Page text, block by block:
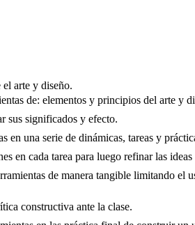
arte y diseño.
de: elementos y principios del arte y
sus significados y efecto.
en una serie de dinámicas, tareas y
en cada tarea para luego refinar las
de manera tangible limitando el
constructiva ante la clase.